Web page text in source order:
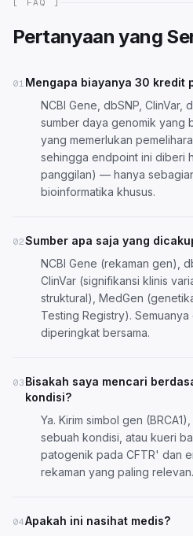
[ FAQ ]
Pertanyaan yang
01 Mengapa biayanya 30 kredit
NCBI Gene, dbSNP, ClinVar,
sumber daya genomik yang
yang memerlukan
sehingga endpoint ini diberi
panggilan) — hanya
bioinformatika khusus.
02Sumber apa saja yang
NCBI Gene (rekaman gen),
ClinVar (signifikansi klinis
struktural), MedGen
Testing Registry).
diperingkat bersama.
03 Bisakah saya mencari
kondisi?
Ya. Kirim simbol gen
sebuah kondisi, atau kueri
patogenik pada CFTR' dan
rekaman yang paling relevan.
04Apakah ini nasihat medis?